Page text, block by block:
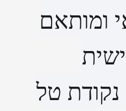
הגנה אוטומטית ◎ מערכת
ומותאם
טל